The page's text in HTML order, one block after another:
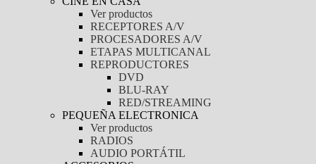
Ver productos
RECEPTORES A/V
PROCESADORES A/V
ETAPAS MULTICANAL
REPRODUCTORES
DVD
BLU-RAY
RED/STREAMING
PEQUEÑA ELECTRONICA
Ver productos
RADIOS
AUDIO PORTÁTIL